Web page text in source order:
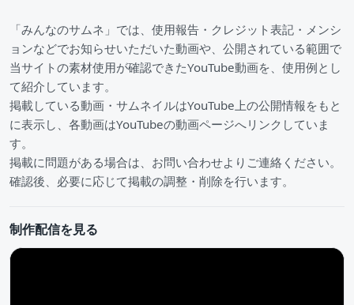
「みんなのサムネ」では、使用報告・クレジット表記・メンシ
ョンなどでお知らせいただいた動画や、公開されている範囲で
当サイトの素材使用が確認できたYouTube動画を、使用例とし
て紹介しています。
掲載している動画・サムネイルはYouTube上の公開情報をもと
に表示し、各動画はYouTubeの動画ページへリンクしていま
す。
掲載に問題がある場合は、お問い合わせよりご連絡ください。
確認後、必要に応じて掲載の調整・削除を行います。
制作配信を見る